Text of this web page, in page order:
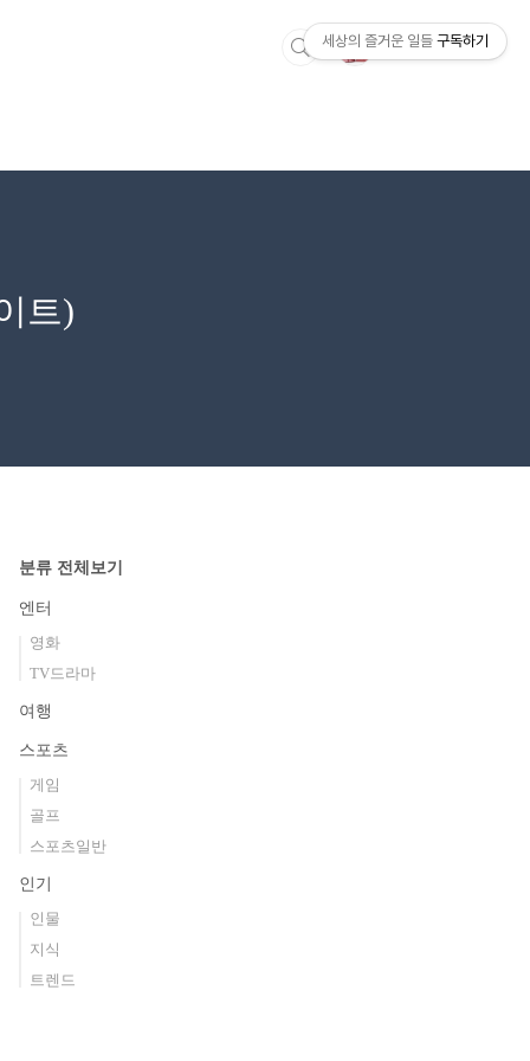
트)
분류 전체보기
엔터
영화
TV드라마
여행
스포츠
게임
골프
스포츠일반
인기
인물
지식
트렌드
세상의 즐거운 일들 구독하기